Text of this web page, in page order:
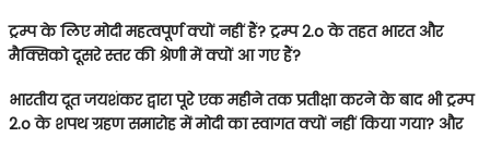
ट्रम्प के लिए मोदी महत्वपूर्ण क्यों नहीं हैं? ट्रम्प 2.o के तहत भारत और
मैक्सिको दूसरे स्तर की श्रेणी में क्यों आ गए हैं?
भारतीय दूत जयशंकर द्वारा पूरे एक महीने तक प्रतीक्षा करने के बाद भी ट्रम्प
2.o के शपथ ग्रहण समारोह में मोदी का स्वागत क्यों नहीं किया गया? और